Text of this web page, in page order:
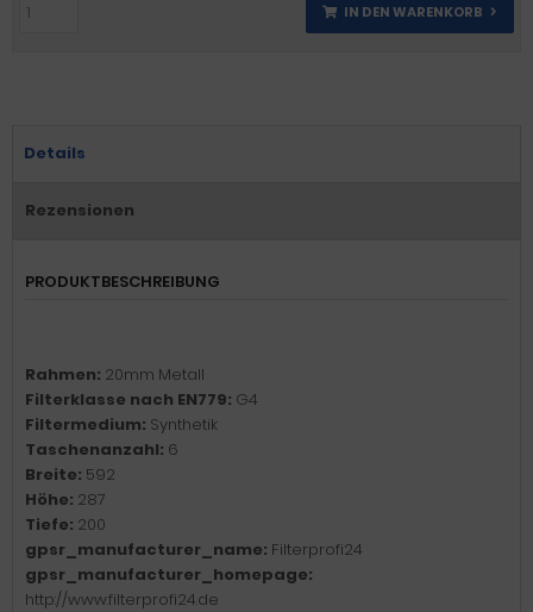
IN DEN WARENKORB
Details
Rezensionen
PRODUKTBESCHREIBUNG
Rahmen: 20mm Metall
Filterklasse nach EN779: G4
Filtermedium: Synthetik
Taschenanzahl: 6
Breite: 592
Höhe: 287
Tiefe: 200
gpsr_manufacturer_name: Filterprofi24
gpsr_manufacturer_homepage:
http://www.filterprofi24.de